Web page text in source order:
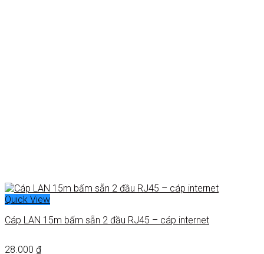
Quick View
Cáp LAN 15m bấm sẵn 2 đầu RJ45 – cáp internet
28.000 ₫